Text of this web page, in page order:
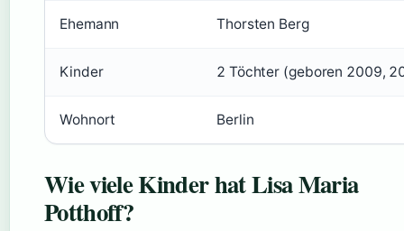
Ehemann Thorsten Berg
Kinder 2 Töchter (geboren 2009,
Wohnort Berlin
Wie viele Kinder hat Lisa Maria
Potthoff?